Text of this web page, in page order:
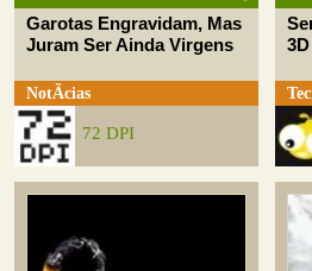
Garotas Engravidam, Mas
Juram Ser Ainda Virgens
NotÃ­cias
72 DPI